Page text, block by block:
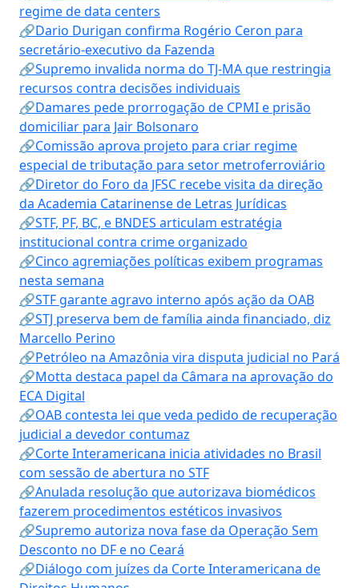
regime de data centers
🔗Dario Durigan confirma Rogério Ceron para
secretário-executivo da Fazenda
🔗Supremo invalida norma do TJ-MA que restringia
recursos contra decisões individuais
🔗Damares pede prorrogação de CPMI e prisão
domiciliar para Jair Bolsonaro
🔗Comissão aprova projeto para criar regime
especial de tributação para setor metroferroviário
🔗Diretor do Foro da JFSC recebe visita da direção
da Academia Catarinense de Letras Jurídicas
🔗STF, PF, BC, e BNDES articulam estratégia
institucional contra crime organizado
🔗Cinco agremiações políticas exibem programas
nesta semana
🔗STF garante agravo interno após ação da OAB
🔗STJ preserva bem de família ainda financiado, diz
Marcello Perino
🔗Petróleo na Amazônia vira disputa judicial no Pará
🔗Motta destaca papel da Câmara na aprovação do
ECA Digital
🔗OAB contesta lei que veda pedido de recuperação
judicial a devedor contumaz
🔗Corte Interamericana inicia atividades no Brasil
com sessão de abertura no STF
🔗Anulada resolução que autorizava biomédicos
fazerem procedimentos estéticos invasivos
🔗Supremo autoriza nova fase da Operação Sem
Desconto no DF e no Ceará
🔗Diálogo com juízes da Corte Interamericana de